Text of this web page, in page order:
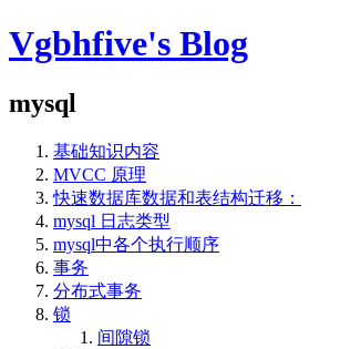
Vgbhfive's Blog
mysql
基础知识内容
MVCC 原理
快速数据库数据和表结构迁移：
mysql 日志类型
mysql中各个执行顺序
事务
分布式事务
锁
间隙锁